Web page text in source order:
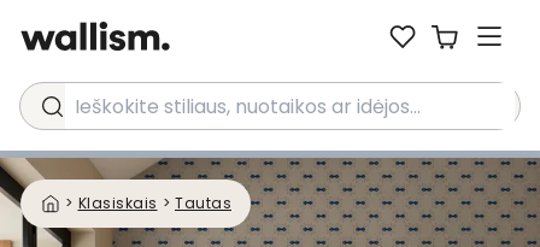
Ieškokite stiliaus, nuotaikos ar idėjos...
> Klasiskais > Tautas